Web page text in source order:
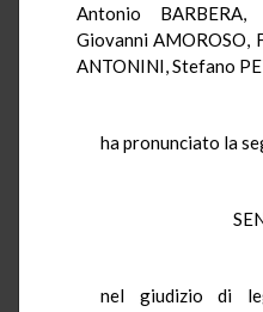
Antonio BARBERA,
Giovanni AMOROSO,
ANTONINI, Stefano
ha pronunciato la
nel giudizio di